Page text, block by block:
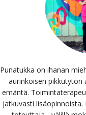
Punatukka on ihanan
aurinkoisen pikkutytön
emäntä.
jatkuvasti